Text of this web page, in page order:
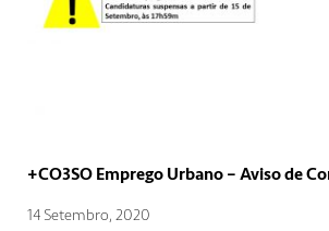
+CO3SO Emprego Urbano – Aviso de
14 Setembro, 2020